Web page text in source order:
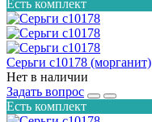
Есть комплект
Серьги с10178 (морганит)
Нет в наличии
Задать вопрос
Есть комплект